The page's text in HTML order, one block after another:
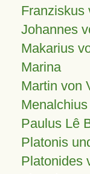
Franziskus
Johannes
Makarius
Marina
Martin von
Menalchius
Paulus Lê
Platonis
Platonides